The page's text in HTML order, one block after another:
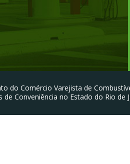
do Comércio Varejista de
de Conveniência no Estado do Rio de